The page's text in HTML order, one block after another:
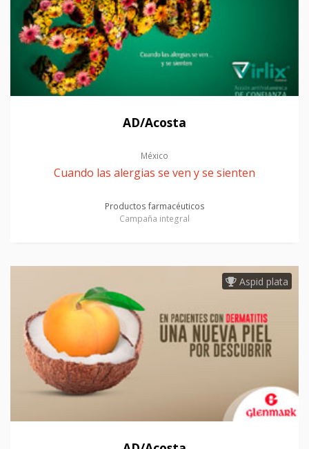
AD/Acosta
México
Cuando las alergias se ven y se sienten
Productos farmacéuticos
Campaña integral
Aspid plata